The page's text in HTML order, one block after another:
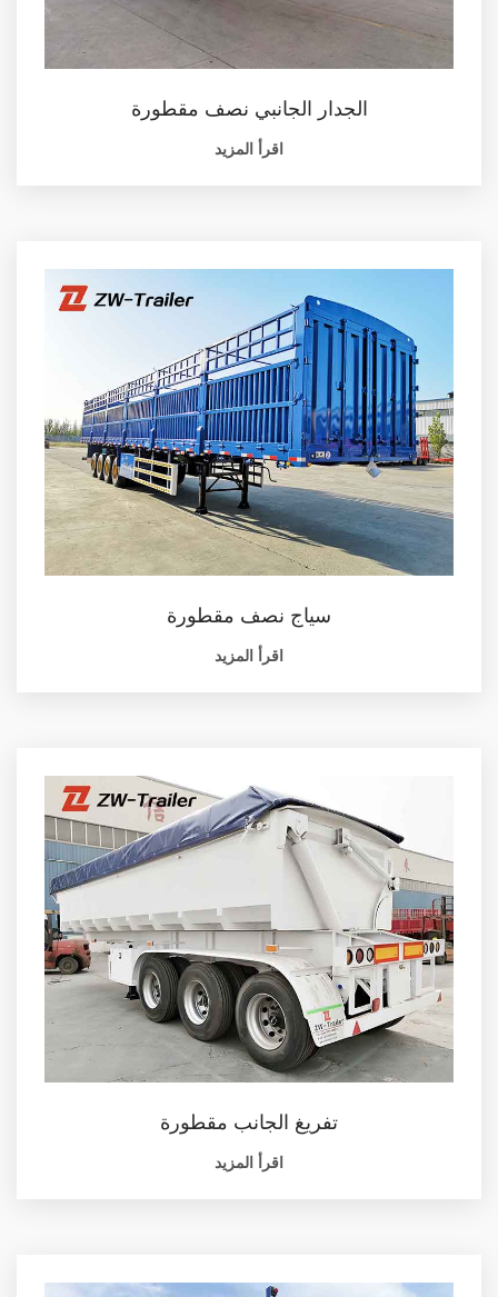
الجدار الجانبي نصف مقطورة
اقرأ المزيد
سياج نصف مقطورة
اقرأ المزيد
تفريغ الجانب مقطورة
اقرأ المزيد